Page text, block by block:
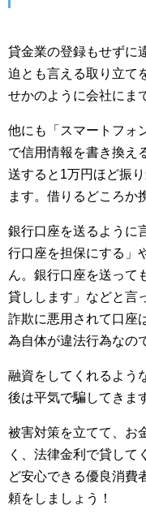
貸金業の登録もせずに
迫とも言える取り立て
せかのように会社にま
他にも「スマートフォ
で信用情報を書き換え
送すると1万円ほど振
ます。借りるどころか
銀行口座を送るように
行口座を担保にする」
ん。銀行口座を送って
貸しします」などと言
詐欺に悪用されて口座
為自体が違法行為なの
融資をしてくれるよう
後は平気で騙してきま
被害対策を立てて、お
く、法律金利で貸して
ど安心できる優良消費
頼をしましょう！